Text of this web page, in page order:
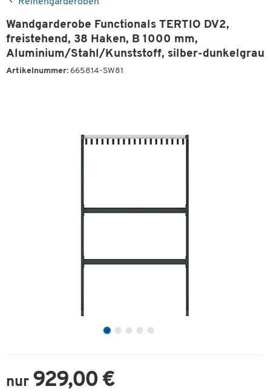
Wandgarderobe Functionals TERTIO DV2,
freistehend, 38 Haken, B 1000 mm,
Aluminium/Stahl/Kunststoff, silber-dunkelgrau
Artikelnummer: 665814-SW81
nur 929,00 €